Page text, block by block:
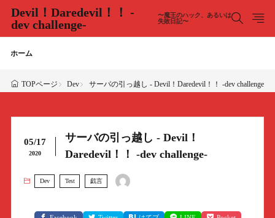
Devil！Daredevil！！ -
dev challenge-
〜魔王のハック、あるいは
失敗日記〜
ホーム
TOPページ Dev サーバの引っ越し - Devil！Daredevil！！ -dev challenge-
05/17
2020
サーバの引っ越し - Devil！
Daredevil！！ -dev challenge-
Dev Test 戯言